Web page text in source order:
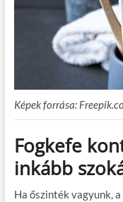
Képek forrása:
Fogkefe
inkább
Ha őszinték vagyunk,